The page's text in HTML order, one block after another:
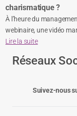
charismatique ?
À l’heure du
webinaire, une vidéo
Lire la suite
Réseaux
Suivez-nous